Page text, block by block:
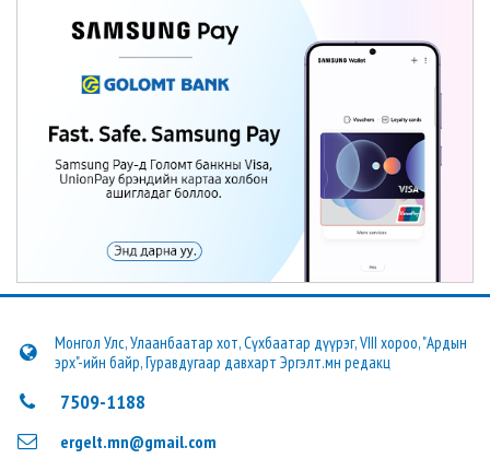
Монгол Улс, Улаанбаатар хот, Сүхбаатар дүүрэг, VIII хороо, "Ардын
эрх"-ийн байр, Гуравдугаар давхарт Эргэлт.мн редакц
7509-1188
ergelt.mn@gmail.com